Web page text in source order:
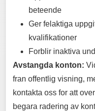
beteende
Ger felaktiga
kvalifikationer
Forblir inaktiva
Avstangda konton:
fran offentlig visning,
kontakta oss for att
begara radering av